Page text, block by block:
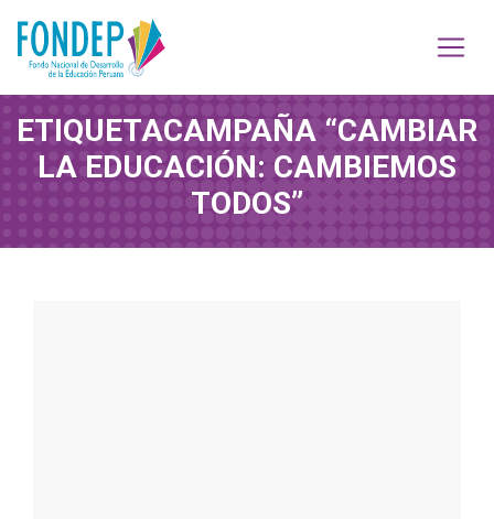
ETIQUETACAMPAÑA “CAMBIAR
LA EDUCACIÓN: CAMBIEMOS
TODOS”